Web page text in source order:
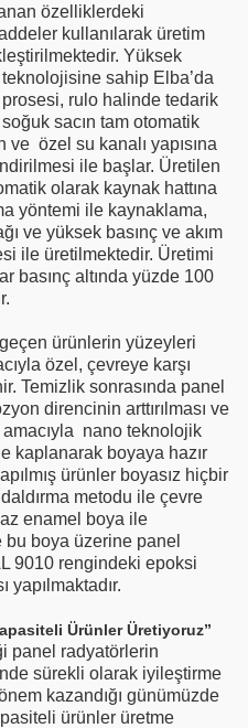
özelliklerdeki
kullanılarak üretim
Yüksek
sahip Elba’da
rulo halinde tedarik
sacın tam otomatik
ve özel su kanalı yapısına
ile başlar. Üretilen
olarak kaynak hattına
yöntemi ile kaynaklama,
ve yüksek basınç ve akım
ile üretilmektedir. Üretimi
basınç altında yüzde 100
geçen ürünlerin yüzeyleri
özel, çevreye karşı
Temizlik sonrasında panel
direncinin arttırılması ve
nano teknolojik
kaplanarak boyaya hazır
ürünler boyasız hiçbir
metodu ile çevre
enamel boya ile
bu boya üzerine panel
9010 rengindeki epoksi
yapılmaktadır.
Ürünler Üretiyoruz”
panel radyatörlerin
sürekli olarak iyileştirme
kazandığı günümüzde
ürünler üretme